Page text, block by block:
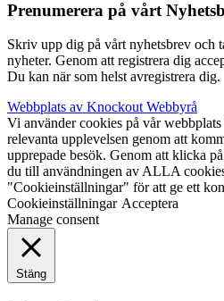
Prenumerera på vårt
Skriv upp dig på vårt nyhetsbrev och
nyheter. Genom att registrera dig
Du kan när som helst avregistrera dig.
Webbplats av Knockout Webbyrå
Vi använder cookies på vår
relevanta upplevelsen genom att
upprepade besök. Genom att klicka
du till användningen av ALLA
"Cookieinställningar" för att ge ett
Cookieinställningar Acceptera
Manage consent
Stäng